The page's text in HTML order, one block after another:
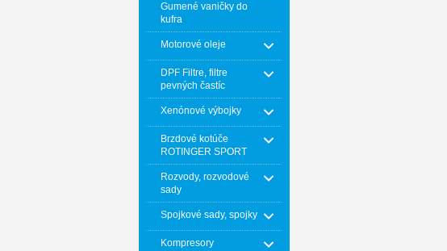
Gumené vaničky do
kufra
Motorové oleje
DPF Filtre, filtre
pevných častíc
Xenónové výbojky
Brzdové kotúče
ROTINGER SPORT
Rozvody, rozvodové
sady
Spojkové sady, spojky
Kompresory